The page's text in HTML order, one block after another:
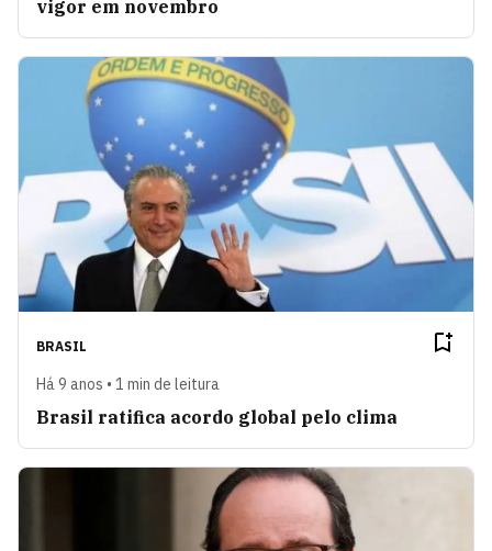
vigor em novembro
BRASIL
Há 9 anos • 1 min de leitura
Brasil ratifica acordo global pelo clima